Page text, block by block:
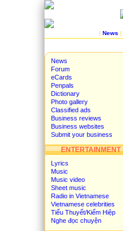
| News |
News
Forum
eCards
Penpals
Dictionary
Photo gallery
Classified ads
Business reviews
Business websites
Submit your business
ENTERTAINMENT
Lyrics
Music
Music video
Sheet music
Radio in Vietnamese
Vietnamese celebrities
Tiểu Thuyết/Kiếm Hiệp
Nghe đọc chuyện